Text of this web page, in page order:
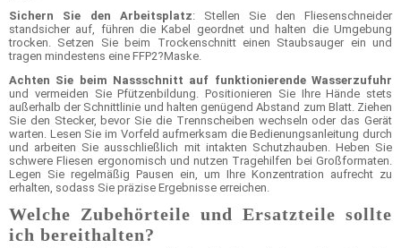
Sichern Sie den Arbeitsplatz: Stellen Sie den Fliesenschneider
standsicher auf, führen die Kabel geordnet und halten die Umgebung
trocken. Setzen Sie beim Trockenschnitt einen Staubsauger ein und
tragen mindestens eine FFP2?Maske.
Achten Sie beim Nassschnitt auf funktionierende Wasserzufuhr
und vermeiden Sie Pfützenbildung. Positionieren Sie Ihre Hände stets
außerhalb der Schnittlinie und halten genügend Abstand zum Blatt. Ziehen
Sie den Stecker, bevor Sie die Trennscheiben wechseln oder das Gerät
warten. Lesen Sie im Vorfeld aufmerksam die Bedienungsanleitung durch
und arbeiten Sie ausschließlich mit intakten Schutzhauben. Heben Sie
schwere Fliesen ergonomisch und nutzen Tragehilfen bei Großformaten.
Legen Sie regelmäßig Pausen ein, um Ihre Konzentration aufrecht zu
erhalten, sodass Sie präzise Ergebnisse erreichen.
Welche Zubehörteile und Ersatzteile sollte
ich bereithalten?